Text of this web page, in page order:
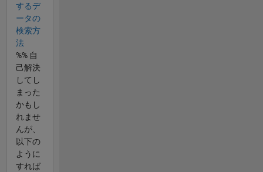
するデ
ータの
検索方
法
%% 自
己解決
してし
まった
かもし
れませ
んが、
以下の
ように
すれば